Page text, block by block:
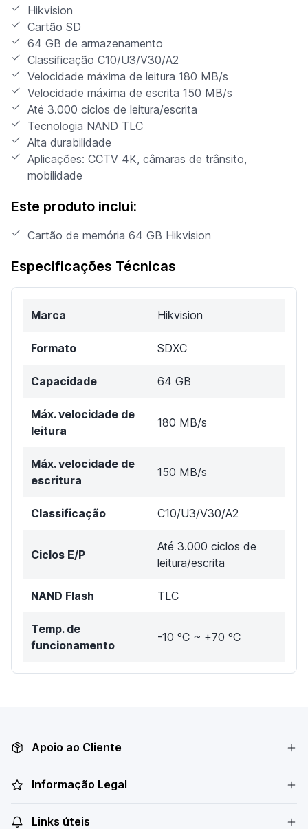
Hikvision
Cartão SD
64 GB de armazenamento
Classificação C10/U3/V30/A2
Velocidade máxima de leitura 180 MB/s
Velocidade máxima de escrita 150 MB/s
Até 3.000 ciclos de leitura/escrita
Tecnologia NAND TLC
Alta durabilidade
Aplicações: CCTV 4K, câmaras de trânsito,
mobilidade
Este produto inclui:
Cartão de memória 64 GB Hikvision
Especificações Técnicas
Marca Hikvision
Formato SDXC
Capacidade 64 GB
Máx. velocidade de
leitura
180 MB/s
Máx. velocidade de
escritura
150 MB/s
Classificação C10/U3/V30/A2
Ciclos E/P
Até 3.000 ciclos de
leitura/escrita
NAND Flash TLC
Temp. de
funcionamento
-10 ºC ~ +70 ºC
Apoio ao Cliente
Informação Legal
Links úteis